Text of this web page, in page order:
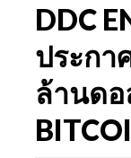
DDC
ประกา
ล้านดอ